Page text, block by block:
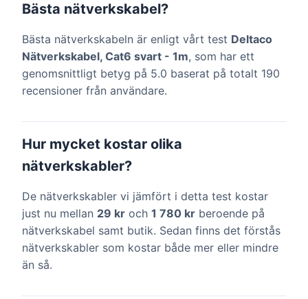
Bästa nätverkskabel?
Bästa nätverkskabeln är enligt vårt test Deltaco
Nätverkskabel, Cat6 svart - 1m, som har ett
genomsnittligt betyg på 5.0 baserat på totalt 190
recensioner från användare.
Hur mycket kostar olika
nätverkskabler?
De nätverkskabler vi jämfört i detta test kostar
just nu mellan 29 kr och 1 780 kr beroende på
nätverkskabel samt butik. Sedan finns det förstås
nätverkskabler som kostar både mer eller mindre
än så.